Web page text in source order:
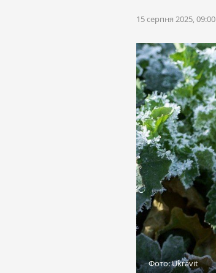
15 серпня 2025, 09:00
Фото: Ukravit